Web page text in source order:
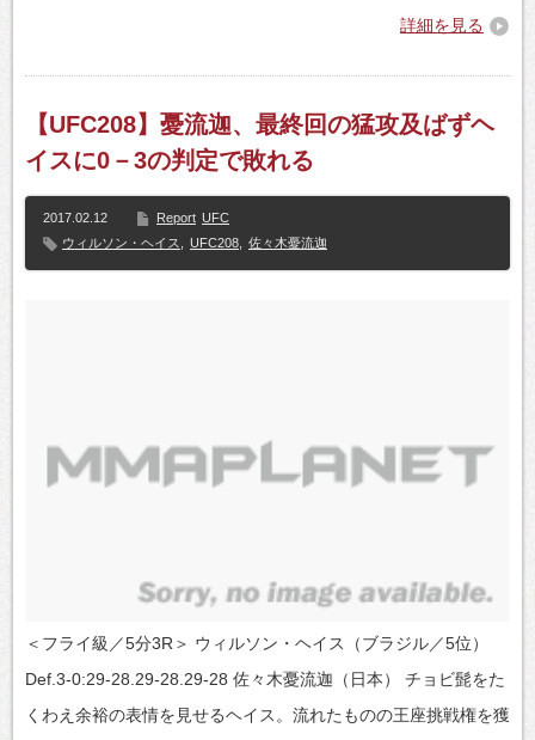
詳細を見る
【UFC208】憂流迦、最終回の猛攻及ばずヘ
イスに0－3の判定で敗れる
2017.02.12 Report UFC
ウィルソン・ヘイス
UFC208 佐々木憂流迦
＜フライ級／5分3R＞ ウィルソン・ヘイス（ブラジル／5位）
Def.3-0:29-28.29-28.29-28 佐々木憂流迦（日本） チョビ髭をた
くわえ余裕の表情を見せるヘイス。流れたものの王座挑戦権を獲